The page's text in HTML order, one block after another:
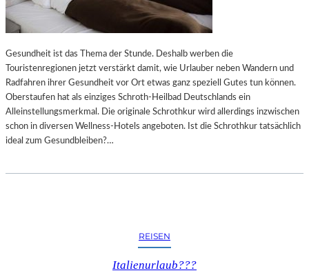
Gesundheit ist das Thema der Stunde. Deshalb werben die
Touristenregionen jetzt verstärkt damit, wie Urlauber neben Wandern und
Radfahren ihrer Gesundheit vor Ort etwas ganz speziell Gutes tun können.
Oberstaufen hat als einziges Schroth-Heilbad Deutschlands ein
Alleinstellungsmerkmal. Die originale Schrothkur wird allerdings inzwischen
schon in diversen Wellness-Hotels angeboten. Ist die Schrothkur tatsächlich
ideal zum Gesundbleiben?…
REISEN
Italienurlaub???